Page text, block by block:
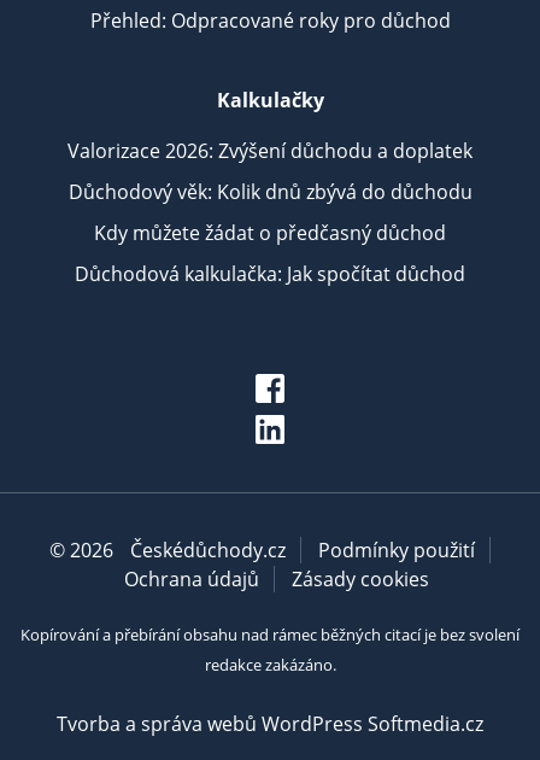
Přehled: Odpracované roky pro důchod
Kalkulačky
Valorizace 2026: Zvýšení důchodu a doplatek
Důchodový věk: Kolik dnů zbývá do důchodu
Kdy můžete žádat o předčasný důchod
Důchodová kalkulačka: Jak spočítat důchod
© 2026 Českédůchody.cz
Podmínky použití
Ochrana údajů
Zásady cookies
Kopírování a přebírání obsahu nad rámec běžných citací je bez svolení
redakce zakázáno.
Tvorba a správa webů WordPress Softmedia.cz